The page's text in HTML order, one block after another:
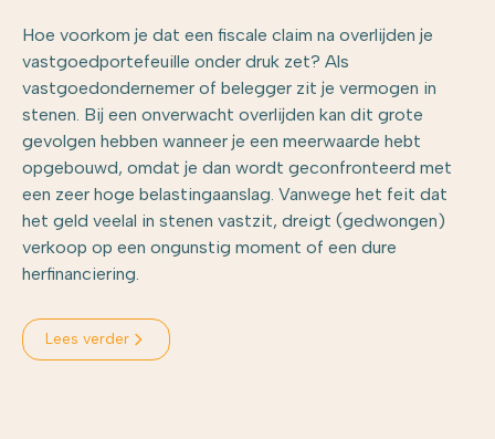
Hoe voorkom je dat een fiscale claim na overlijden je
vastgoedportefeuille onder druk zet? Als
vastgoedondernemer of belegger zit je vermogen in
stenen. Bij een onverwacht overlijden kan dit grote
gevolgen hebben wanneer je een meerwaarde hebt
opgebouwd, omdat je dan wordt geconfronteerd met
een zeer hoge belastingaanslag. Vanwege het feit dat
het geld veelal in stenen vastzit, dreigt (gedwongen)
verkoop op een ongunstig moment of een dure
herfinanciering.
Lees verder